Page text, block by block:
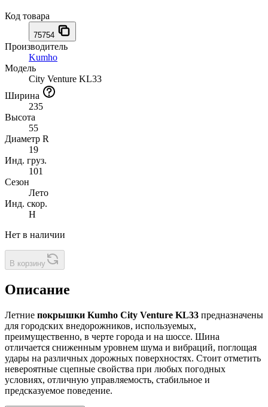
Код товара
75754
Производитель
Kumho
Модель
City Venture KL33
Ширина
235
Высота
55
Диаметр R
19
Инд. груз.
101
Сезон
Лето
Инд. скор.
H
Нет в наличии
В корзину
Описание
Летние покрышки Kumho City Venture KL33 предназначены
для городских внедорожников, используемых,
преимущественно, в черте города и на шоссе. Шина
отличается сниженным уровнем шума и вибраций, поглощая
удары на различных дорожных поверхностях. Стоит отметить
невероятные сцепные свойства при любых погодных
условиях, отличную управляемость, стабильное и
предсказуемое поведение.